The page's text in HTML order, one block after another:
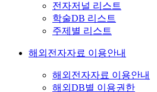
전자저널 리스트
학술DB 리스트
주제별 리스트
해외전자자료 이용안내
해외전자자료 이용안내
해외DB별 이용권한